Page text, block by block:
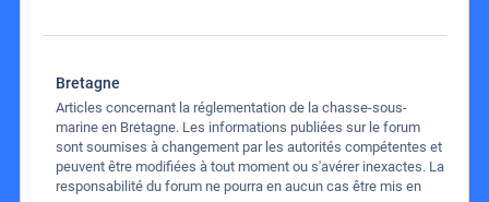
Bretagne
Articles concernant la réglementation de la chasse-sous-
marine en Bretagne. Les informations publiées sur le forum
sont soumises à changement par les autorités compétentes et
peuvent être modifiées à tout moment ou s'avérer inexactes. La
responsabilité du forum ne pourra en aucun cas être mis en